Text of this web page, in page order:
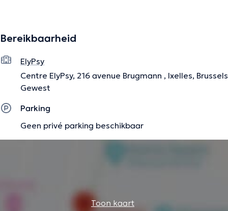
troubles du neurodéveloppement. J’accompagne les
enfants qui rencontrent des difficultés de concentration,
d’impulsivité, de régulation émotionnelle ou de
comportement, ainsi que leurs parents, souvent
confrontés à un quotidien épuisant, fait de doutes et de
défis.
Bereikbaarheid
ElyPsy
Centre ElyPsy, 216 avenue Brugmann , Ixelles, Brussels
Gewest
Parking
Geen privé parking beschikbaar
Toon kaart